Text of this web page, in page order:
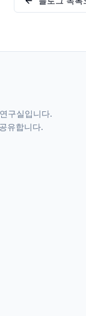
구실입니다.
유합니다.